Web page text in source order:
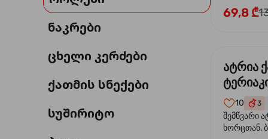
ნაკრები
ცხელი კერძები
ქათმის სნექები
სუშირიტო
69,8 ₾
ატრია
10 3
შემწვარი
ხორცთან,